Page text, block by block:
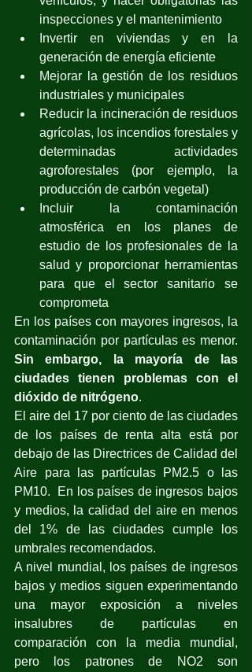
inspecciones y el mantenimiento
Invertir en viviendas y en la
generación de energía eficiente
Mejorar la gestión de los residuos
industriales y municipales
Reducir la incineración de residuos
agrícolas, los incendios forestales y
determinadas actividades
agroforestales (por ejemplo, la
producción de carbón vegetal)
Incluir la contaminación
atmosférica en los planes de
estudio de los profesionales de la
salud y proporcionar herramientas
para que el sector sanitario se
comprometa
En los países con mayores ingresos, la
Sin embargo, la mayoría de las
ciudades tienen problemas con el
dióxido de nitrógeno.
El aire del 17 por ciento de las ciudades
de los países de renta alta está por
debajo de las Directrices de Calidad del
Aire para las partículas PM2.5 o las
PM10.  En los países de ingresos bajos
y medios, la calidad del aire en menos
del 1% de las ciudades cumple los
umbrales recomendados.
A nivel mundial, los países de ingresos
bajos y medios siguen experimentando
una mayor exposición a niveles
insalubres de partículas en
comparación con la media mundial,
pero los patrones de NO2 son